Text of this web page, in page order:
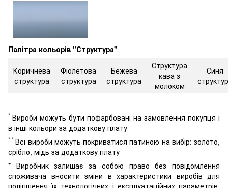
Палітра кольорів "Структура"
Коричнева
структура
Фіолетова
структура
Бежева
структура
Структура
кава з
молоком
Синя
* Вироби можуть бути пофарбовані на замовлення покупця і
в інші кольори за додаткову плату
* *Всі вироби можуть покриватися патиною на вибір: золото,
срібло, мідь за додаткову плату
* Виробник залишає за собою право без повідомлення
споживача вносити зміни в характеристики виробів для
поліпшення їх технологічних і експлуатаційних параметрів.